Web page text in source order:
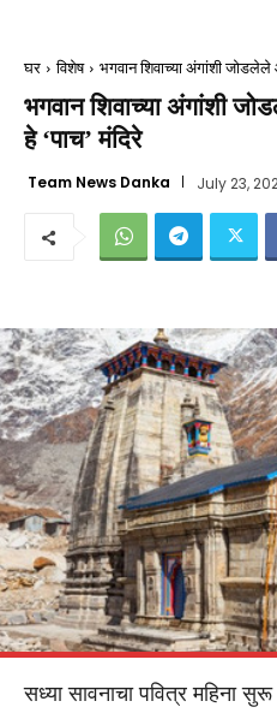
घर विशेष भगवान शिवाच्या अंगांशी
भगवान शिवाच्या अंगांशी
हे ‘पाच’ मंदिरे
Team News Danka July 23,
सध्या सावनाचा पवित्र महिना